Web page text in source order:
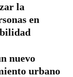
la
en
nuevo
urbano